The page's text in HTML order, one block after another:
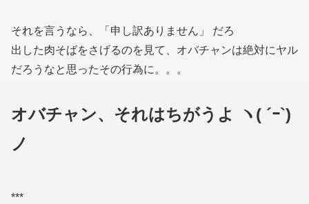
それを言うなら、「申し訳ありません」 だろ
出した肉そばをさげるのを見て、オバチャンは絶対にヤル
だろうなと思ったその行為に。。。
オバチャン、それはちがうよ ヽ( ´ｰ`)
ノ
***